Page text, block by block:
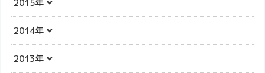
2015年
2014年
2013年